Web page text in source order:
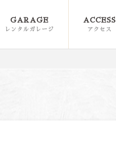
GARAGE
レンタルガレージ
ACCESS
アクセス